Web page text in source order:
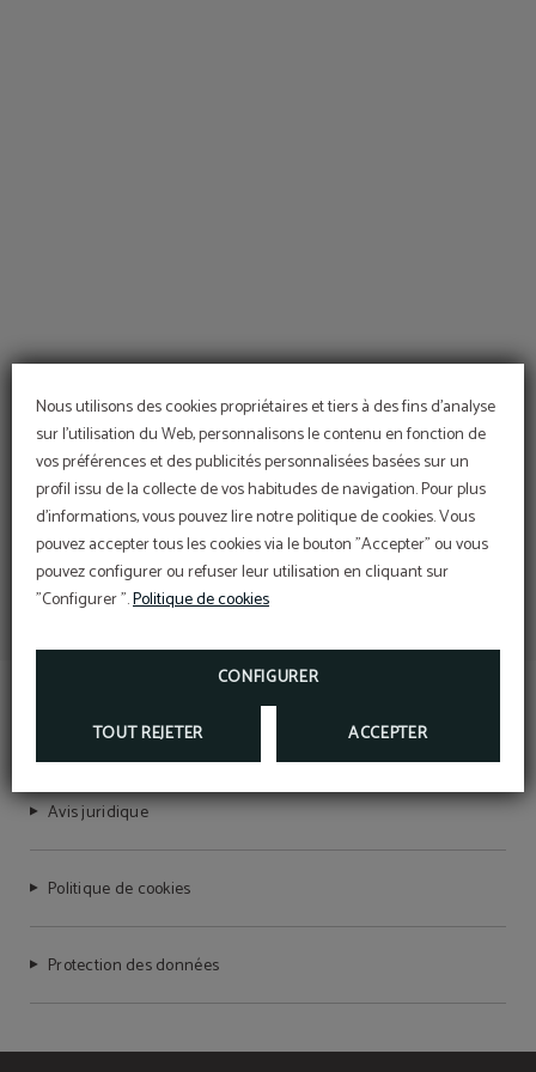
Nous utilisons des cookies propriétaires et tiers à des fins d'analyse
sur l'utilisation du Web, personnalisons le contenu en fonction de
vos préférences et des publicités personnalisées basées sur un
profil issu de la collecte de vos habitudes de navigation. Pour plus
d'informations, vous pouvez lire notre politique de cookies. Vous
pouvez accepter tous les cookies via le bouton "Accepter" ou vous
pouvez configurer ou refuser leur utilisation en cliquant sur
"Configurer ".Politique de cookies
CONFIGURER
TOUT REJETER ACCEPTER
TEMPLE PRADORREY
Avis juridique
Politique de cookies
Protection des données